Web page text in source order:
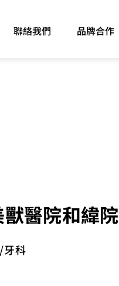
聯絡我們 品牌合作
獸醫院和緯院
牙科